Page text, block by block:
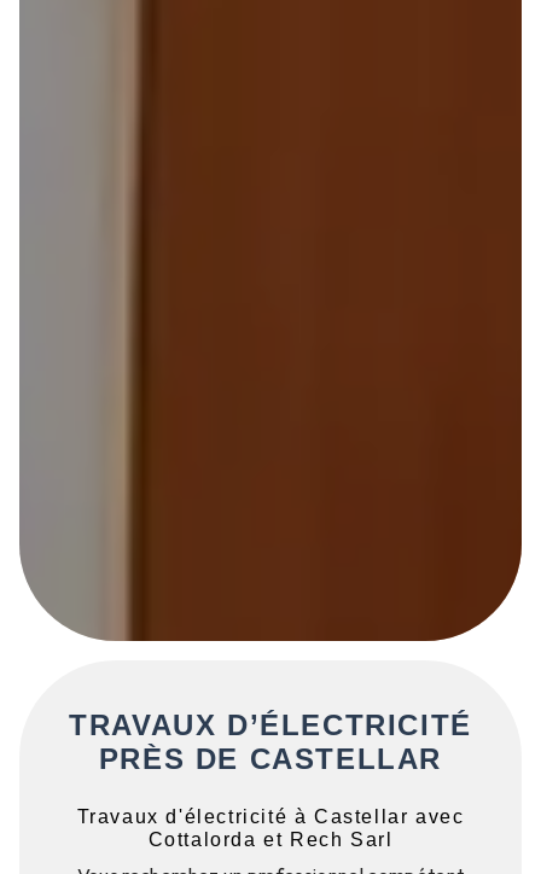
TRAVAUX D’ÉLECTRICITÉ
PRÈS DE CASTELLAR
Travaux d'électricité à Castellar avec
Cottalorda et Rech Sarl